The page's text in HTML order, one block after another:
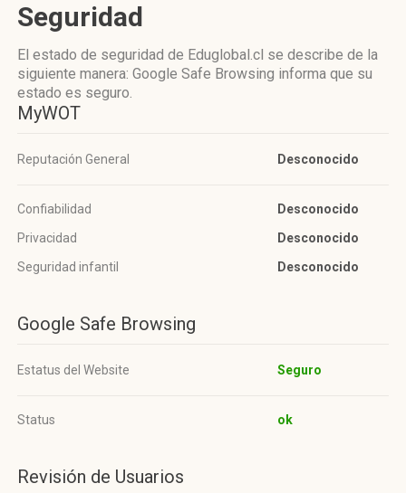
Seguridad
El estado de seguridad de Eduglobal.cl se describe de la
siguiente manera: Google Safe Browsing informa que su
estado es seguro.
MyWOT
Reputación General Desconocido
Confiabilidad
Desconocido
Privacidad
Desconocido
Seguridad infantil
Desconocido
Google Safe Browsing
Estatus del Website Seguro
Status ok
Revisión de Usuarios